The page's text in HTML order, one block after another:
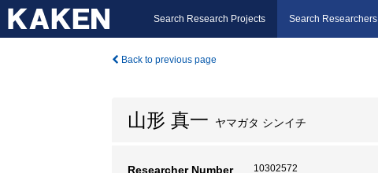
Search Research Projects Search Researchers
Back to previous page
山形 真一 ヤマガタ シンイチ
Researcher Number 10302572